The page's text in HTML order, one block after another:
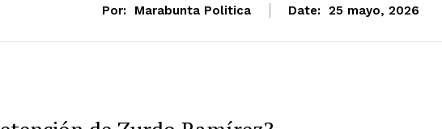
Por: Marabunta Politica Date: 25 mayo, 2026